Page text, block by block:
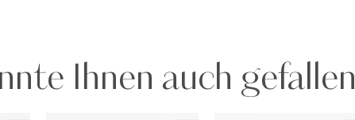
Ihnen auch gefallen